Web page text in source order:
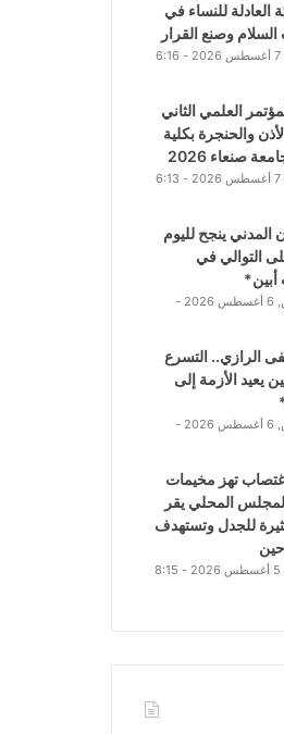
العادلة للنساء في
وصنع القرار
الجمعة, 7 أغسطس 2026 - 6:16
العلمي الثاني
والحنجرة بكلية
صنعاء 2026
الجمعة, 7 أغسطس 2026 - 6:13
المدني ينجح لليوم
التوالي في
أبين*
الخميس, 6 أغسطس 2026 -
الرازي.. التسرع
يعيد الأزمة إلى
الخميس, 6 أغسطس 2026 -
تهز مخيمات
المحلي يقر
للجدل وتستهدف
الأربعاء, 5 أغسطس 2026 - 8:15